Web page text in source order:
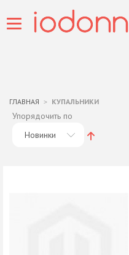
ГЛАВНАЯ КУПАЛЬНИКИ
Упорядочить по
Новинки